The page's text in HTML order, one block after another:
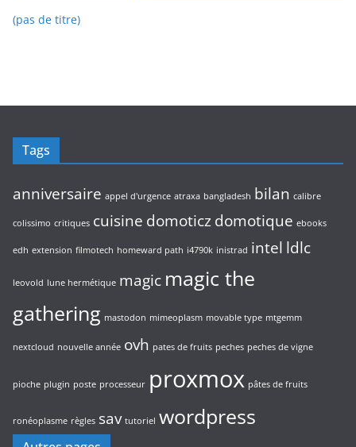
(pas de titre)
Tags
anniversaire appel d'urgence atraxa bangladesh bilan calibre
colissimo critiques cuisine domoticzdomotique ebooks
edh extension filmotech homeward path i4790k inistrad intel ldlc
leovold lune hermétique magic magic the
gathering mastodon mimeoplasm movable type mtgemm
nextcloud nouvelle année ovh pates de fruits peches peches de vigne
pioche plugin poste processeur proxmox pâtes de fruits
ronéoplasme règles sav tutoriel wordpress